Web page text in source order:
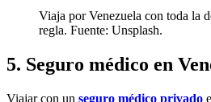
Viaja por Venezuela con toda la
regla. Fuente: Unsplash.
5. Seguro médico en
Viajar con un seguro médico privado